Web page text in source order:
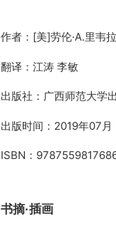
在
添
加
品
您
购
作者：[美]劳伦·A.里韦拉
翻译：江涛 李敏
出版社：广西师范大学
出版时间：2019年07月
ISBN：
书摘·插画